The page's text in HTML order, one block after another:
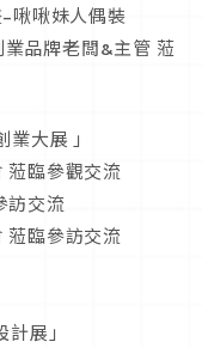
啾啾妹人偶裝
品牌老闆&主管 蒞
大展 」
蒞臨參觀交流
訪交流
蒞臨參訪交流
展」